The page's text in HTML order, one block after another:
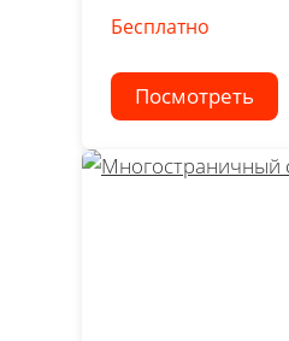
Бесплатно
Посмотреть